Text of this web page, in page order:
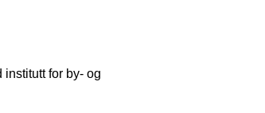
for by- og